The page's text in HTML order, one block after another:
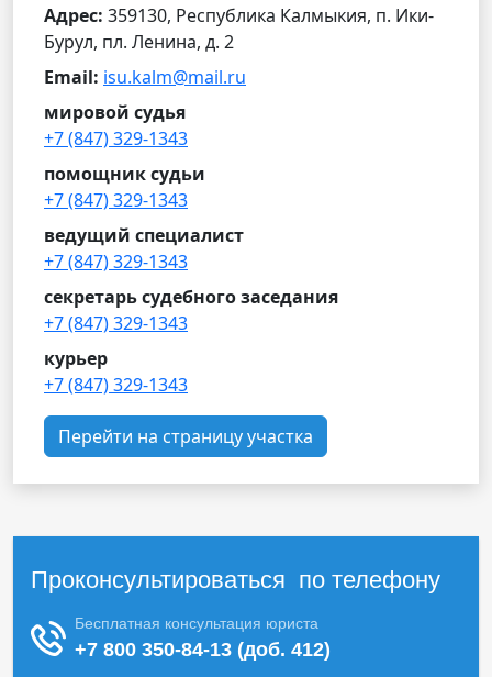
Адрес: 359130, Республика Калмыкия, п. Ики-
Бурул, пл. Ленина, д. 2
Email: isu.kalm@mail.ru
мировой судья
+7 (847) 329-1343
помощник судьи
+7 (847) 329-1343
ведущий специалист
+7 (847) 329-1343
секретарь судебного заседания
+7 (847) 329-1343
курьер
+7 (847) 329-1343
Перейти на страницу участка